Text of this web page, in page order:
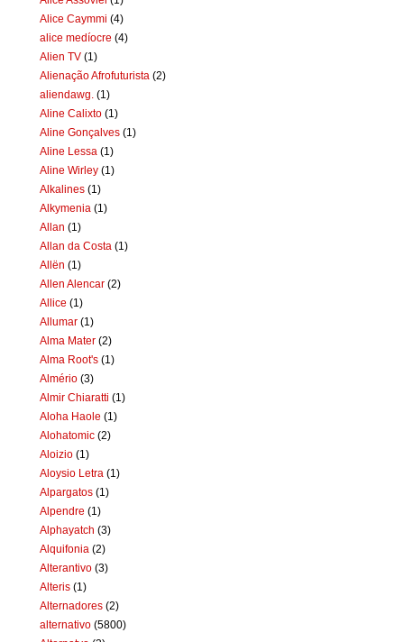
Alice Caymmi (4)
alice medíocre (4)
Alien TV (1)
Alienação Afrofuturista (2)
aliendawg. (1)
Aline Calixto (1)
Aline Gonçalves (1)
Aline Lessa (1)
Aline Wirley (1)
Alkalines (1)
Alkymenia (1)
Allan (1)
Allan da Costa (1)
Allën (1)
Allen Alencar (2)
Allice (1)
Allumar (1)
Alma Mater (2)
Alma Root's (1)
Almério (3)
Almir Chiaratti (1)
Aloha Haole (1)
Alohatomic (2)
Aloizio (1)
Aloysio Letra (1)
Alpargatos (1)
Alpendre (1)
Alphayatch (3)
Alquifonia (2)
Alterantivo (3)
Alteris (1)
Alternadores (2)
alternativo (5800)